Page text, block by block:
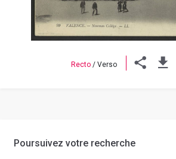
Recto / Verso
Poursuivez votre recherche